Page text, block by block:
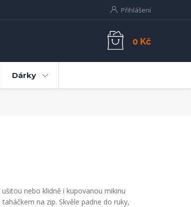
Přihlášení
0 Kč
Dárky
nebo klidně i kupovanou mikinu
na zip. Skvěle padne do ruky,